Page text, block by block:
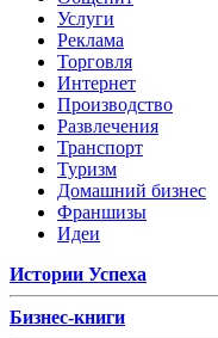
Услуги
Реклама
Торговля
Интернет
Производство
Развлечения
Транспорт
Туризм
Домашний бизнес
Франшизы
Идеи
Истории Успеха
Бизнес-книги